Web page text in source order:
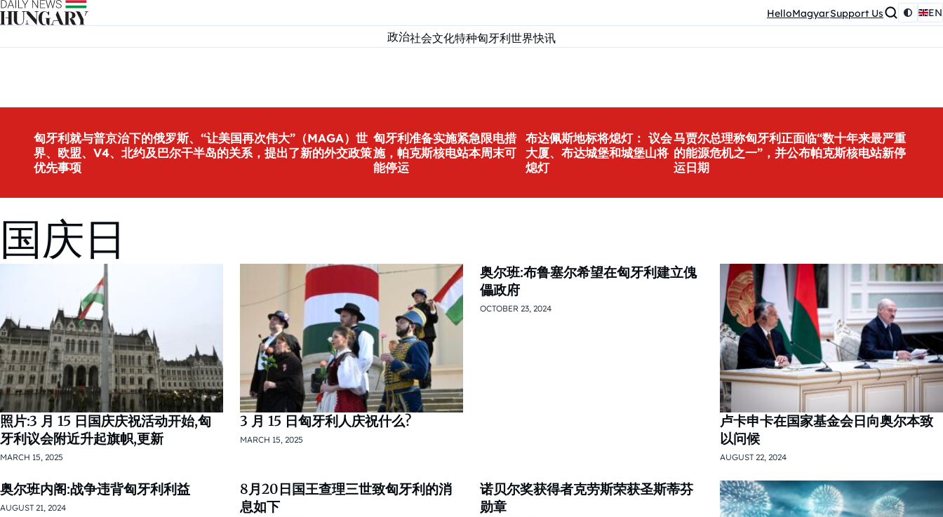
Skip to content HelloMagyarSupport Us EN
政治社会文化特种匈牙利世界快讯
匈牙利就与普京治下的俄罗斯、“让美国再次伟大”（MAGA）世
界、欧盟、V4、北约及巴尔干半岛的关系，提出了新的外交政策
优先事项
匈牙利准备实施紧急限电措
施，帕克斯核电站本周末可
能停运
布达佩斯地标将熄灯： 议会
大厦、布达城堡和城堡山将
熄灯
马贾尔总理称匈牙利正面临“数十年来最严重
的能源危机之一”，并公布帕克斯核电站新停
运日期
国庆日
照片:3 月 15 日国庆庆祝活动开始,匈
牙利议会附近升起旗帜,更新
MARCH 15, 2025
3 月 15 日匈牙利人庆祝什么?
MARCH 15, 2025
奥尔班:布鲁塞尔希望在匈牙利建立傀
儡政府
OCTOBER 23, 2024
卢卡申卡在国家基金会日向奥尔本致
以问候
AUGUST 22, 2024
奥尔班内阁:战争违背匈牙利利益
AUGUST 21, 2024
8月20日国王查理三世致匈牙利的消
息如下
诺贝尔奖获得者克劳斯荣获圣斯蒂芬
勋章